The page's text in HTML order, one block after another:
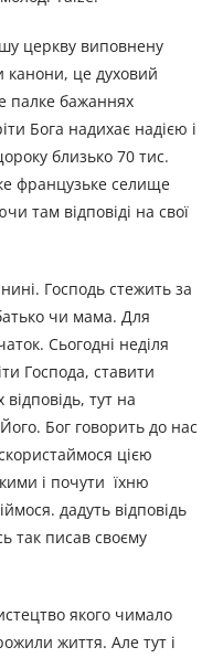
церкву виповнену
канони, це духовий
палке бажаннях
Бога надихає надією і
близько 70 тис.
французьке селище
там відповіді на свої
Господь стежить за
чи мама. Для
Сьогодні неділя
Господа, ставити
тут на
Бог говорить до нас
цією
і почути їхню
дадуть відповідь
так писав своєму
якого чимало
життя. Але тут і